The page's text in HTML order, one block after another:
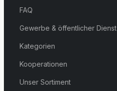
FAQ
Gewerbe & öffentlicher Dienst
Kategorien
Kooperationen
Unser Sortiment